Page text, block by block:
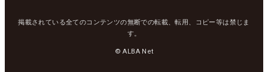
掲載されている全てのコンテンツの無断での転載、転用、コピー等は禁じま
す。
© ALBA Net